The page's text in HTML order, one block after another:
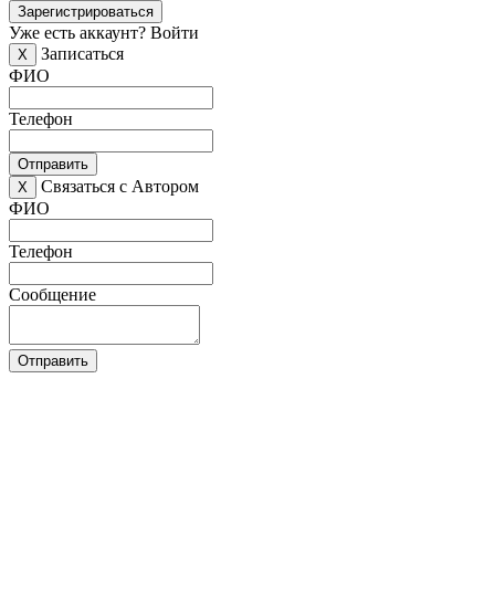
Зарегистрироваться
Уже есть аккаунт? Войти
X
Записаться
ФИО
Телефон
Отправить
X
Связаться с Автором
ФИО
Телефон
Сообщение
Отправить